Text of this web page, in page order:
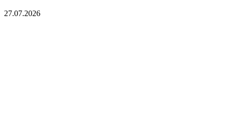
27.07.2026